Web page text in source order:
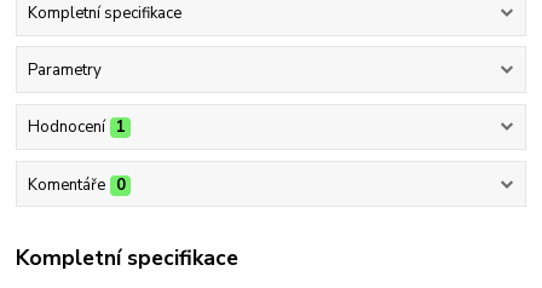
Kompletní specifikace
Parametry
Hodnocení 1
Komentáře 0
Kompletní specifikace